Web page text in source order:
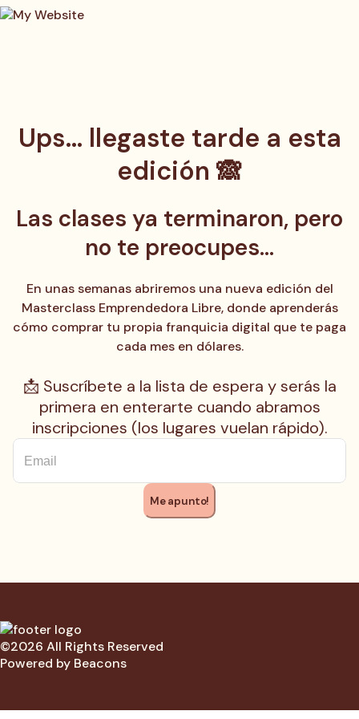
Ups… llegaste tarde a esta
edición 🙈
Las clases ya terminaron, pero
no te preocupes…
En unas semanas abriremos una nueva edición del
Masterclass Emprendedora Libre, donde aprenderás
cómo comprar tu propia franquicia digital que te paga
cada mes en dólares.
📩 Suscríbete a la lista de espera y serás la
primera en enterarte cuando abramos
inscripciones (los lugares vuelan rápido).
Me apunto!
©2026 All Rights Reserved
Powered by Beacons